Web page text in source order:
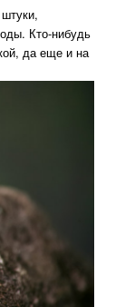
Кто-нибудь
да еще и на